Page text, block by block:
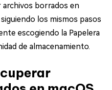
archivos borrados en
los mismos pasos
escogiendo la Papelera
de almacenamiento.